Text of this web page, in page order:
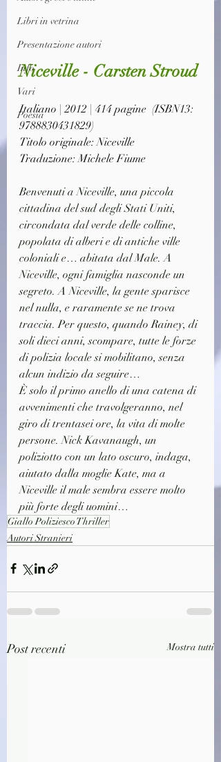
Libri in vetrina
Presentazione autori
Info
Vari
Poesia
Niceville - Carsten Stroud
Italiano | 2012 | 414 pagine  (ISBN13:
9788830431829)
Titolo originale: Niceville
Traduzione: Michele Fiume
Benvenuti a Niceville, una piccola
cittadina del sud degli Stati Uniti,
circondata dal verde delle colline,
popolata di alberi e di antiche ville
coloniali e… abitata dal Male. A
Niceville, ogni famiglia nasconde un
segreto. A Niceville, la gente sparisce
nel nulla, e raramente se ne trova
traccia. Per questo, quando Rainey, di
soli dieci anni, scompare, tutte le forze
di polizia locale si mobilitano, senza
alcun indizio da seguire…
È solo il primo anello di una catena di
avvenimenti che travolgeranno, nel
giro di trentasei ore, la vita di molte
persone. Nick Kavanaugh, un
poliziotto con un lato oscuro, indaga,
aiutato dalla moglie Kate, ma a
Niceville il male sembra essere molto
più forte degli uomini…
Giallo Poliziesco Thriller
Autori Stranieri
Post recenti Mostra tutti